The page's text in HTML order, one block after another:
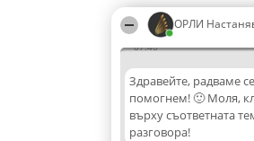
ОРЛИ
07:46
Здравейте, радваме
помогнем! 🙂 Моля,
върху съответната
разговора!